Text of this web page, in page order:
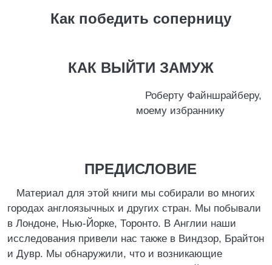
Как победить соперницу
КАК ВЫЙТИ ЗАМУЖ
Роберту Файншрайберу,
моему избраннику
ПРЕДИСЛОВИЕ
Материал для этой книги мы собирали во многих
городах англоязычных и других стран. Мы побывали
в Лондоне, Нью-Йорке, Торонто. В Англии наши
исследования привели нас также в Виндзор, Брайтон
и Дувр. Мы обнаружили, что и возникающие